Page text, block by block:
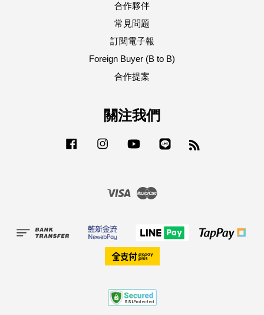
合作夥伴
常見問題
訂閱電子報
Foreign Buyer (B to B)
合作提案
關注我們
Facebook Instagram YouTube
Visa